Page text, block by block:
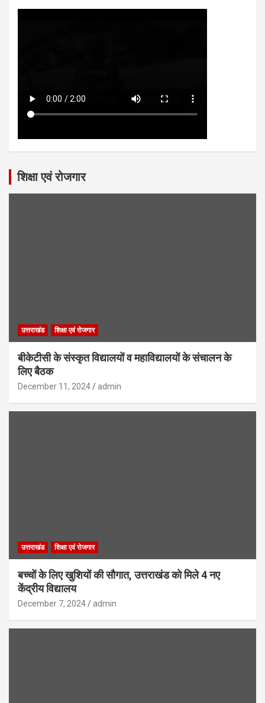
शिक्षा एवं रोजगार
उत्तराखंड शिक्षा एवं रोजगार
बीकेटीसी के संस्कृत विद्यालयों व महाविद्यालयों के संचालन के
लिए बैठक
December 11, 2024 admin
उत्तराखंड शिक्षा एवं रोजगार
बच्चों के लिए खुशियों की सौगात, उत्तराखंड को मिले 4 नए
केंद्रीय विद्यालय
December 7, 2024 admin